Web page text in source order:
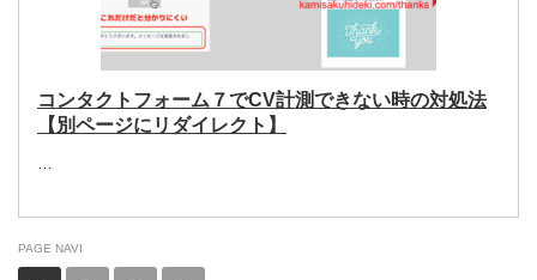
コンタクトフォーム７でCV計測できない時の対処法
【別ページにリダイレクト】
…
PAGE NAVI